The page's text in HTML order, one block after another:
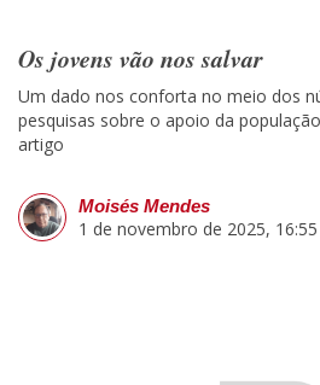
Os jovens vão nos salvar
Um dado nos conforta no meio dos
pesquisas sobre o apoio da
artigo
Moisés Mendes
1 de novembro de 2025, 16:55